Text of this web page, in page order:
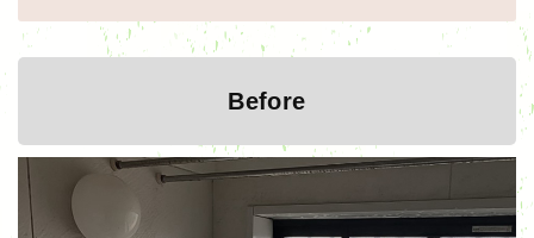
Before